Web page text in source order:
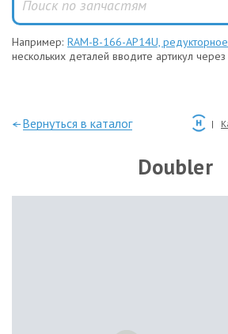
Например: RAM-B-166-AP14U,
нескольких деталей вводите артикул через
—Вернуться в каталог
Doubler